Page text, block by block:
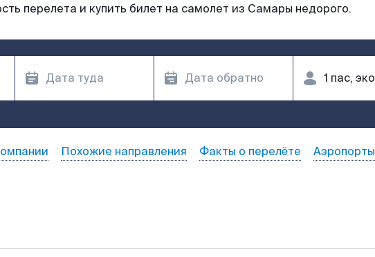
перелета и купить билет на самолет из Самары недорого.
Похожие направления Факты о перелёте Аэропорты